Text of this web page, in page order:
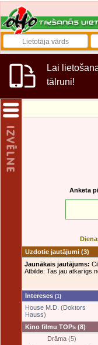
Lai
tālruni!
Anketa
Uzdotie jautājumi (3)
Jaunākais jautājums:
Atbilde: Tas jau atkarīgs
Intereses (1)
House M.D. (Doktors
Hauss)
Kino filmu TOPs (8)
Drāma (5)